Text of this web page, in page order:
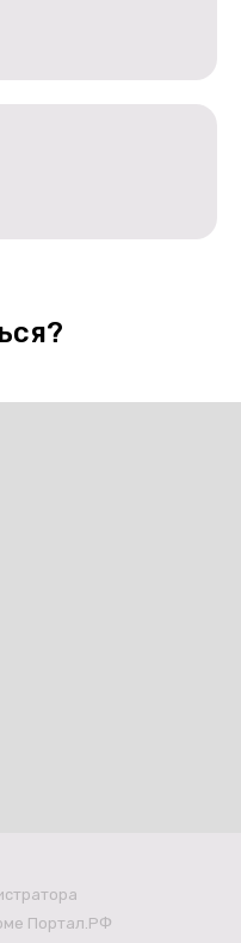
Портал.РФ